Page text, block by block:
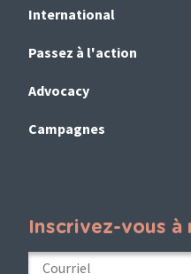
International
Passez à l'action
Advocacy
Campagnes
Inscrivez-vous